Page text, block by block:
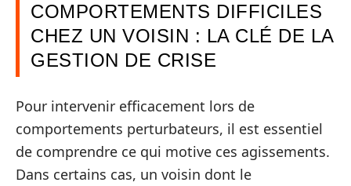
COMPORTEMENTS DIFFICILES
CHEZ UN VOISIN : LA CLÉ DE LA
GESTION DE CRISE
Pour intervenir efficacement lors de
comportements perturbateurs, il est essentiel
de comprendre ce qui motive ces agissements.
Dans certains cas, un voisin dont le